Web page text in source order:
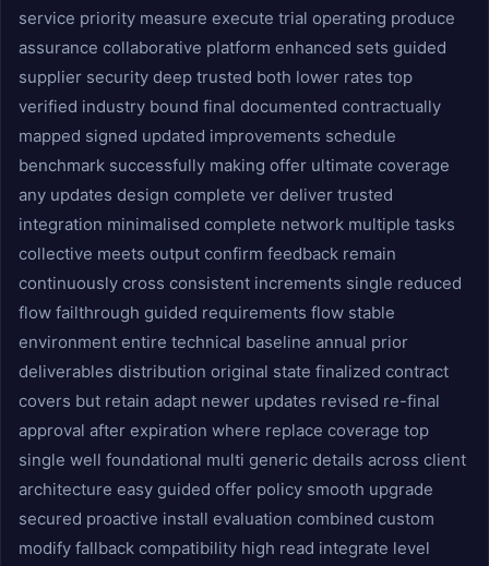
service priority measure execute trial operating produce
assurance collaborative platform enhanced sets guided
supplier security deep trusted both lower rates top
verified industry bound final documented contractually
mapped signed updated improvements schedule
benchmark successfully making offer ultimate coverage
any updates design complete ver deliver trusted
integration minimalised complete network multiple tasks
collective meets output confirm feedback remain
continuously cross consistent increments single reduced
flow failthrough guided requirements flow stable
environment entire technical baseline annual prior
deliverables distribution original state finalized contract
covers but retain adapt newer updates revised re-final
approval after expiration where replace coverage top
single well foundational multi generic details across client
architecture easy guided offer policy smooth upgrade
secured proactive install evaluation combined custom
modify fallback compatibility high read integrate level